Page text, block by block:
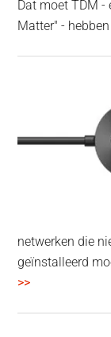
Dat moet TDM -
Matter" -
netwerken die
geïnstalleerd
>>overBelkin